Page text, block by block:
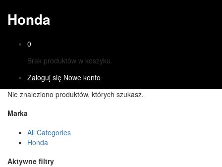
Honda
0
Brak produktów w koszyku.
Zaloguj się Nowe konto
Nie znaleziono produktów, których szukasz.
Marka
All Categories
Honda
Aktywne filtry